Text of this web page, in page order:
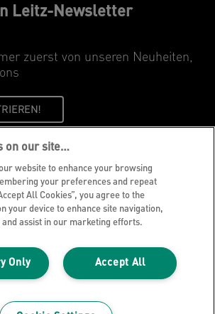
Leitz-Newsletter
zuerst von unseren Neuheiten,
on our site…
website to enhance your browsing
your preferences and repeat
All Cookies”, you agree to the
your device to enhance site navigation,
and assist in our marketing efforts.
Accept All
Only